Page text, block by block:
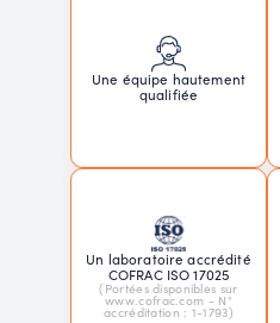
Une équipe hautement
qualifiée
Un laboratoire accrédité
COFRAC ISO 17025
(Portées disponibles sur
www.cofrac.com - N°
accréditation : 1-1793)